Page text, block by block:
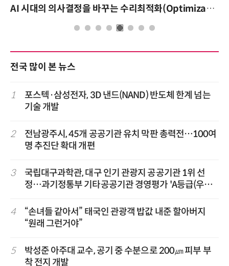
AI 시대의 의사결정을 바꾸는 수리최적화(Optimization): 실제 산업 적용 사례와 활용 전략
전국 많이 본 뉴스
1
포스텍·삼성전자, 3D 낸드(NAND) 반도체 한계 넘는
기술 개발
2
전남광주시, 45개 공공기관 유치 막판 총력전…100여
명 추진단 확대 개편
3
국립대구과학관, 대구 인기 관광지 공공기관 1위 선
정…과기정통부 기타공공기관 경영평가 'A등급(우수)'
4
“손녀들 같아서” 태국인 관광객 밥값 내준 할아버지
“원래 그런거야”
5
박성준 아주대 교수, 공기 중 수분으로 200㎛ 피부 부
착 전지 개발